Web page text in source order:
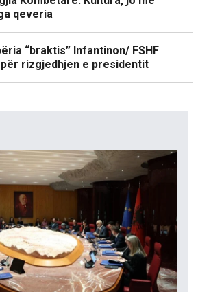
qeveria
“braktis” Infantinon/ FSHF
rizgjedhjen e presidentit